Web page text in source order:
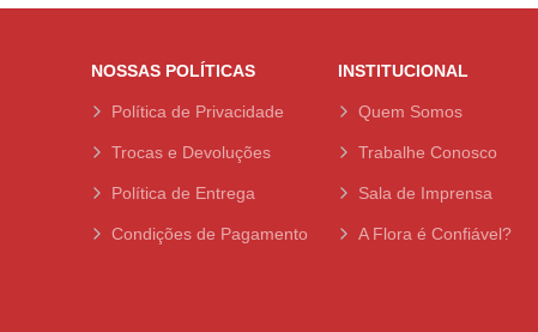
NOSSAS POLÍTICAS
Política de Privacidade
Trocas e Devoluções
Política de Entrega
Condições de Pagamento
INSTITUCIONAL
Quem Somos
Trabalhe Conosco
Sala de Imprensa
A Flora é Confiável?